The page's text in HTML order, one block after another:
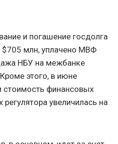
и погашение госдолга
$705 млн, уплачено МВФ
НБУ на межбанке
этого, в июне
стоимость финансовых
регулятора увеличилась на